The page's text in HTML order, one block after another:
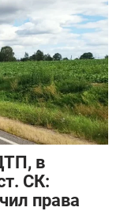
в
СК:
права